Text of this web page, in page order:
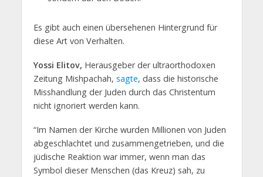
Es gibt auch einen übersehenen Hintergrund für
diese Art von Verhalten.
Yossi Elitov, Herausgeber der ultraorthodoxen
Zeitung Mishpachah, sagte, dass die historische
Misshandlung der Juden durch das Christentum
nicht ignoriert werden kann.
“Im Namen der Kirche wurden Millionen von Juden
abgeschlachtet und zusammengetrieben, und die
jüdische Reaktion war immer, wenn man das
Symbol dieser Menschen (das Kreuz) sah, zu